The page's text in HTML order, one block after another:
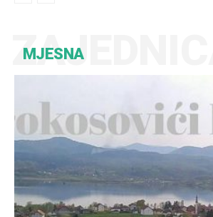
MJESNA
ZAJEDNICA